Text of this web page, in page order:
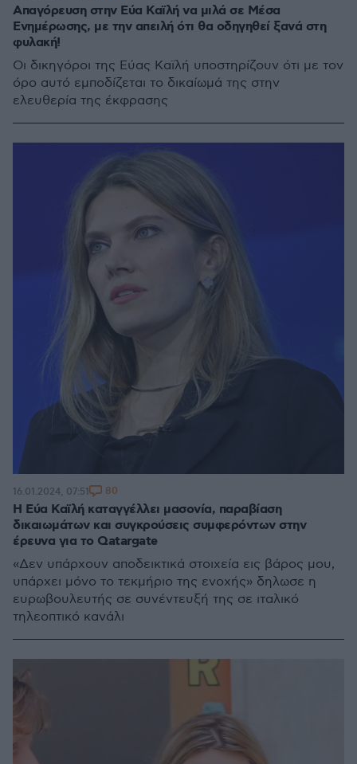
Απαγόρευση στην Εύα Καϊλή να μιλά σε Μέσα
Ενημέρωσης, με την απειλή ότι θα οδηγηθεί ξανά στη
φυλακή!
Οι δικηγόροι της Εύας Καϊλή υποστηρίζουν ότι με τον
όρο αυτό εμποδίζεται το δικαίωμά της στην
ελευθερία της έκφρασης
Η Εύα Καϊλή καταγγέλλει μασονία, παραβίαση
δικαιωμάτων και συγκρούσεις συμφερόντων στην
έρευνα για το Qatargate
«Δεν υπάρχουν αποδεικτικά στοιχεία εις βάρος μου,
υπάρχει μόνο το τεκμήριο της ενοχής» δηλωσε η
ευρωβουλευτής σε συνέντευξή της σε ιταλικό
τηλεοπτικό κανάλι
16.01.2024, 07:51 80